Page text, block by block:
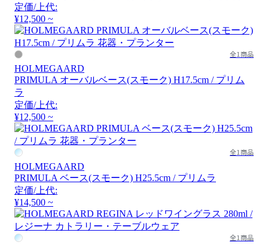
定価/上代:
¥12,500 ~
全1商品
HOLMEGAARD
PRIMULA オーバルベース(スモーク) H17.5cm / プリム
ラ
定価/上代:
¥12,500 ~
全1商品
HOLMEGAARD
PRIMULA ベース(スモーク) H25.5cm / プリムラ
定価/上代:
¥14,500 ~
全1商品